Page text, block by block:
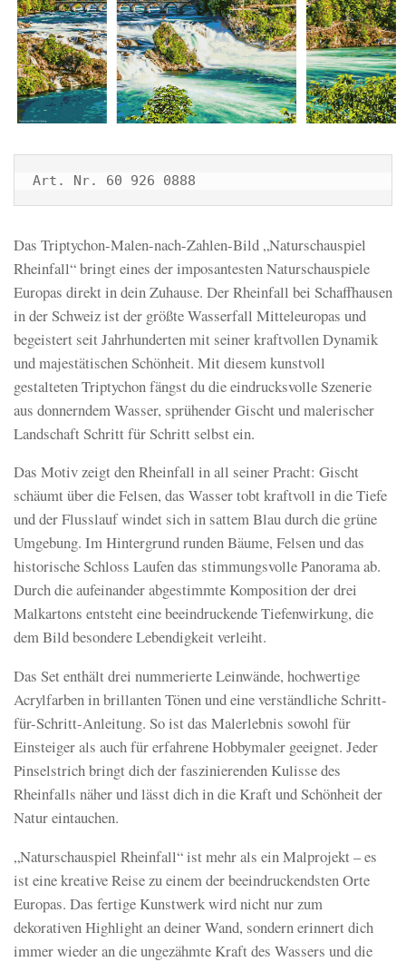
Art. Nr. 60 926 0888
Das Triptychon-Malen-nach-Zahlen-Bild „Naturschauspiel
Rheinfall“ bringt eines der imposantesten Naturschauspiele
Europas direkt in dein Zuhause. Der Rheinfall bei Schaffhausen
in der Schweiz ist der größte Wasserfall Mitteleuropas und
begeistert seit Jahrhunderten mit seiner kraftvollen Dynamik
und majestätischen Schönheit. Mit diesem kunstvoll
gestalteten Triptychon fängst du die eindrucksvolle Szenerie
aus donnerndem Wasser, sprühender Gischt und malerischer
Landschaft Schritt für Schritt selbst ein.
Das Motiv zeigt den Rheinfall in all seiner Pracht: Gischt
schäumt über die Felsen, das Wasser tobt kraftvoll in die Tiefe
und der Flusslauf windet sich in sattem Blau durch die grüne
Umgebung. Im Hintergrund runden Bäume, Felsen und das
historische Schloss Laufen das stimmungsvolle Panorama ab.
Durch die aufeinander abgestimmte Komposition der drei
Malkartons entsteht eine beeindruckende Tiefenwirkung, die
dem Bild besondere Lebendigkeit verleiht.
Das Set enthält drei nummerierte Leinwände, hochwertige
Acrylfarben in brillanten Tönen und eine verständliche Schritt-
für-Schritt-Anleitung. So ist das Malerlebnis sowohl für
Einsteiger als auch für erfahrene Hobbymaler geeignet. Jeder
Pinselstrich bringt dich der faszinierenden Kulisse des
Rheinfalls näher und lässt dich in die Kraft und Schönheit der
Natur eintauchen.
„Naturschauspiel Rheinfall“ ist mehr als ein Malprojekt – es
ist eine kreative Reise zu einem der beeindruckendsten Orte
Europas. Das fertige Kunstwerk wird nicht nur zum
dekorativen Highlight an deiner Wand, sondern erinnert dich
immer wieder an die ungezähmte Kraft des Wassers und die